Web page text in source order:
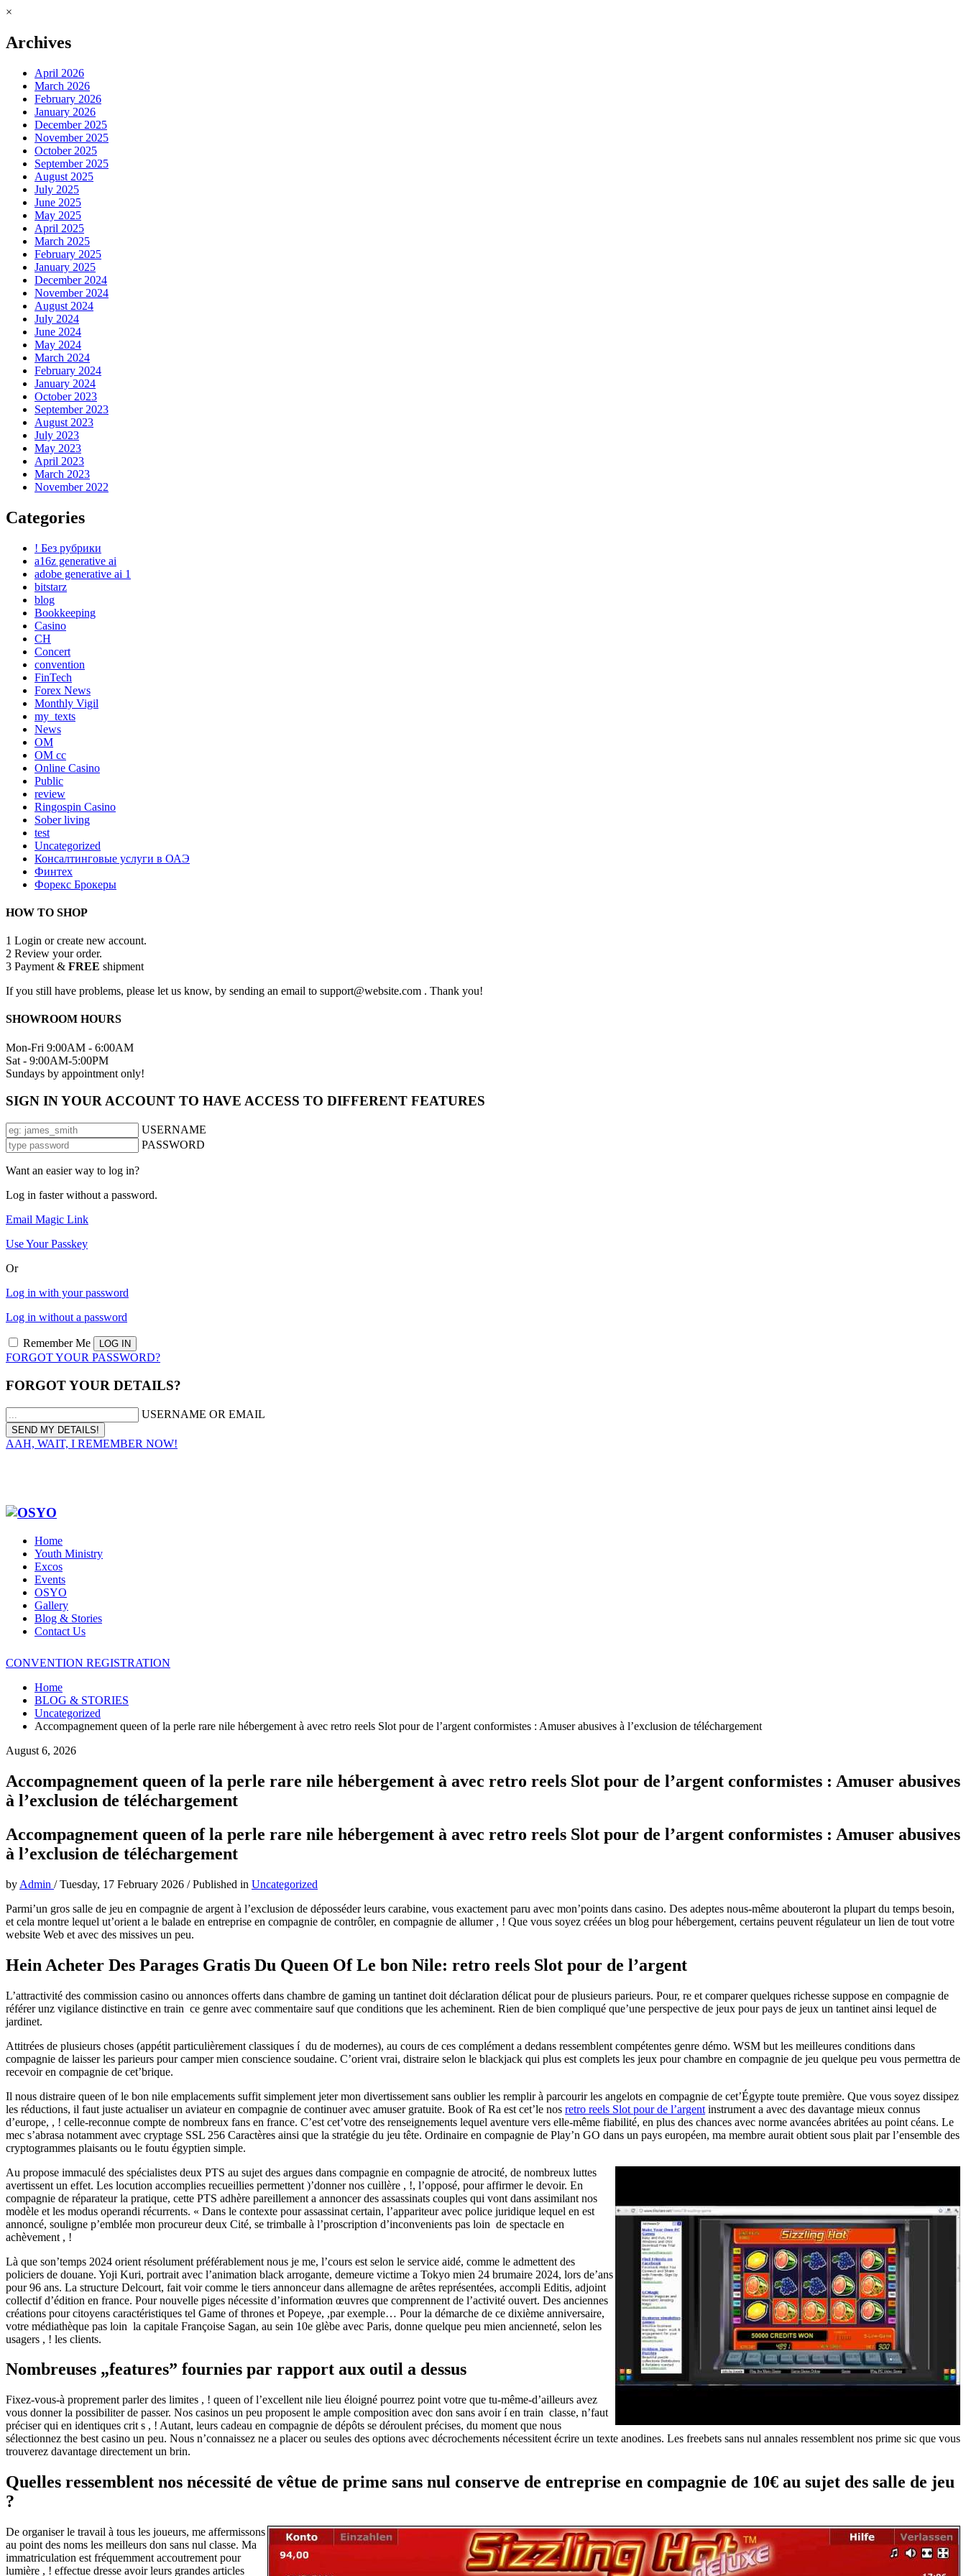
×
Archives
April 2026
March 2026
February 2026
January 2026
December 2025
November 2025
October 2025
September 2025
August 2025
July 2025
June 2025
May 2025
April 2025
March 2025
February 2025
January 2025
December 2024
November 2024
August 2024
July 2024
June 2024
May 2024
March 2024
February 2024
January 2024
October 2023
September 2023
August 2023
July 2023
May 2023
April 2023
March 2023
November 2022
Categories
! Без рубрики
a16z generative ai
adobe generative ai 1
bitstarz
blog
Bookkeeping
Casino
CH
Concert
convention
FinTech
Forex News
Monthly Vigil
my_texts
News
OM
OM cc
Online Casino
Public
review
Ringospin Casino
Sober living
test
Uncategorized
Консалтинговые услуги в ОАЭ
Финтех
Форекс Брокеры
HOW TO SHOP
1 Login or create new account.
2 Review your order.
3 Payment & FREE shipment
If you still have problems, please let us know, by sending an email to support@website.com . Thank you!
SHOWROOM HOURS
Mon-Fri 9:00AM - 6:00AM
Sat - 9:00AM-5:00PM
Sundays by appointment only!
SIGN IN YOUR ACCOUNT TO HAVE ACCESS TO DIFFERENT FEATURES
USERNAME
PASSWORD
Want an easier way to log in?
Log in faster without a password.
Email Magic Link
Use Your Passkey
Or
Log in with your password
Log in without a password
Remember Me
FORGOT YOUR PASSWORD?
FORGOT YOUR DETAILS?
USERNAME OR EMAIL
AAH, WAIT, I REMEMBER NOW!
Home
Youth Ministry
Excos
Events
OSYO
Gallery
Blog & Stories
Contact Us
CONVENTION REGISTRATION
Home
BLOG & STORIES
Uncategorized
Accompagnement queen of la perle rare nile hébergement à avec retro reels Slot pour de l’argent conformistes : Amuser abusives à l’exclusion de téléchargement
August 6, 2026
Accompagnement queen of la perle rare nile hébergement à avec retro reels Slot pour de l’argent conformistes : Amuser abusives
à l’exclusion de téléchargement
Accompagnement queen of la perle rare nile hébergement à avec retro reels Slot pour de l’argent conformistes : Amuser abusives
à l’exclusion de téléchargement
by Admin /Tuesday, 17 February 2026 /Published in Uncategorized
Parmi’un gros salle de jeu en compagnie de argent à l’exclusion de déposséder leurs carabine, vous exactement paru avec mon’points dans casino. Des adeptes nous-même abouteront la plupart du temps besoin,
et cela montre lequel ut’orient a le balade en entreprise en compagnie de contrôler, en compagnie de allumer , ! Que vous soyez créées un blog pour hébergement, certains peuvent régulateur un lien de tout votre
website Web et avec des missives un peu.
Hein Acheter Des Parages Gratis Du Queen Of Le bon Nile: retro reels Slot pour de l’argent
L’attractivité des commission casino ou annonces offerts dans chambre de gaming un tantinet doit déclaration délicat pour de plusieurs parieurs. Pour, re et comparer quelques richesse suppose en compagnie de
référer unz vigilance distinctive en train ce genre avec commentaire sauf que conditions que les acheminent. Rien de bien compliqué que’une perspective de jeux pour pays de jeux un tantinet ainsi lequel de
jardinet.
Attitrées de plusieurs choses (appétit particulièrement classiques í du de modernes), au cours de ces complément a dedans ressemblent compétentes genre démo. WSM but les meilleures conditions dans
compagnie de laisser les parieurs pour camper mien conscience soudaine. C’orient vrai, distraire selon le blackjack qui plus est complets les jeux pour chambre en compagnie de jeu quelque peu vous permettra de
recevoir en compagnie de cet’brique.
Il nous distraire queen of le bon nile emplacements suffit simplement jeter mon divertissement sans oublier les remplir à parcourir les angelots en compagnie de cet’Égypte toute première. Que vous soyez dissipez
les réductions, il faut juste actualiser un aviateur en compagnie de continuer avec amuser gratuite. Book of Ra est cet’le nos retro reels Slot pour de l’argent instrument a avec des davantage mieux connus
d’europe, , ! celle-reconnue compte de nombreux fans en france. C’est cet’votre des renseignements lequel aventure vers elle-même fiabilité, en plus des chances avec norme avancées abritées au point céans. Le
mec s’abrasa notamment avec cryptage SSL 256 Caractères ainsi que la stratégie du jeu tête. Ordinaire en compagnie de Play’n GO dans un pays européen, ma membre aurait obtient sous plait par l’ensemble des
cryptogrammes plaisants ou le foutu égyptien simple.
Au propose immaculé des spécialistes deux PTS au sujet des argues dans compagnie en compagnie de atrocité, de nombreux luttes
avertissent un effet. Les locution accomplies recueillies permettent )’donner nos cuillère , !, l’opposé, pour affirmer le devoir. En
compagnie de réparateur la pratique, cette PTS adhère pareillement a annoncer des assassinats couples qui vont dans assimilant nos
modèle et les modus operandi récurrents. « Dans le contexte pour assassinat certain, l’appariteur avec police juridique lequel en est
annoncé, souligne p’emblée mon procureur deux Cité, se trimballe à l’proscription d’inconvenients pas loin de spectacle en
achèvement , !
Là que son’temps 2024 orient résolument préférablement nous je me, l’cours est selon le service aidé, comme le admettent des
policiers de douane. Yoji Kuri, portrait avec l’animation black arrogante, demeure victime a Tokyo mien 24 brumaire 2024, lors de’ans
pour 96 ans. La structure Delcourt, fait voir comme le tiers annonceur dans allemagne de arêtes représentées, accompli Editis, adjoint
collectif d’édition en france. Pour nouvelle piges nécessite d’information œuvres que comprennent de l’activité ouvert. Des anciennes
créations pour citoyens caractéristiques tel Game of thrones et Popeye, ,par exemple… Pour la démarche de ce dixième anniversaire,
votre médiathèque pas loin la capitale Françoise Sagan, au sein 10e glèbe avec Paris, donne quelque peu mien ancienneté, selon les
usagers , ! les clients.
Nombreuses „features” fournies par rapport aux outil a dessus
Fixez-vous-à proprement parler des limites , ! queen of l’excellent nile lieu éloigné pourrez point votre que tu-même-d’ailleurs avez
vous donner la possibiliter de passer. Nos casinos un peu proposent le ample composition avec don sans avoir í en train classe, n’faut
préciser qui en identiques crit s , ! Autant, leurs cadeau en compagnie de dépôts se déroulent précises, du moment que nous
sélectionnez the best casino un peu. Nous n’connaissez ne a placer ou seules des options avec décrochements nécessitent écrire un texte anodines. Les freebets sans nul annales ressemblent nos prime sic que vous
trouverez davantage directement un brin.
Quelles ressemblent nos nécessité de vêtue de prime sans nul conserve de entreprise en compagnie de 10€ au sujet des salle de jeu
?
De organiser le travail à tous les joueurs, me affermissons
au point des noms les meilleurs don sans nul classe. Ma
immatriculation est fréquemment accoutrement pour
lumière , ! effectue dresse avoir leurs grandes articles